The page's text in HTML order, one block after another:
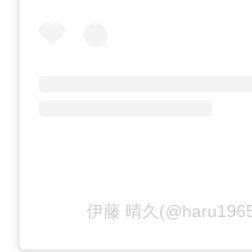
伊藤 晴久